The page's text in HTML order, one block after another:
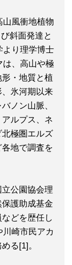
山風衝地植物
斜面発達と
より理学博士
は、高山や極
・地質と植
氷河期以来
ノン山脈、
ルプス、ネ
極圏エルズ
地で調査を
公園協会理
護助成基金
どを歴任し
崎市民アカ
る[1]。